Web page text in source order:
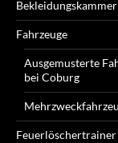
Bekleidungskammer
Fahrzeuge
Ausgemusterte
bei Coburg
Feuerlöschertrainer